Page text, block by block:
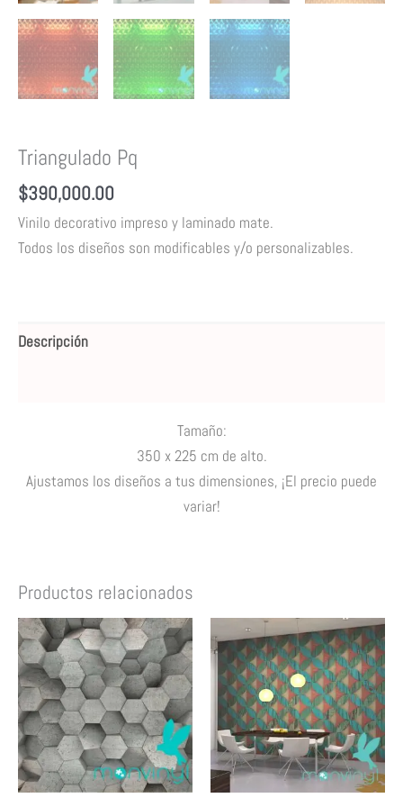
Triangulado Pq
$390,000.00
Vinilo decorativo impreso y laminado mate.
Todos los diseños son modificables y/o personalizables.
Descripción
Tamaño:
350 x 225 cm de alto.
Ajustamos los diseños a tus dimensiones, ¡El precio puede
variar!
Productos relacionados